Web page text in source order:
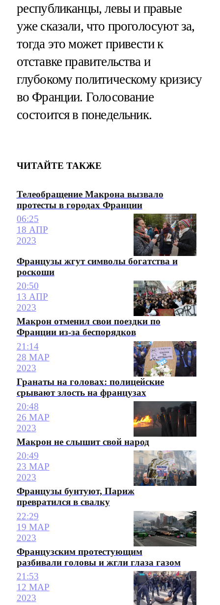
республиканцы, левы и правые
уже сказали, что проголосуют за,
тогда это может привести к
отставке правительства и
глубокому политическому кризису
во Франции. Голосование
состоится в понедельник.
ЧИТАЙТЕ ТАКЖЕ
Телеобращение Макрона вызвало
протесты в городах Франции
06:25
18 АПР
2023
Французы жгут символы богатства и
роскоши
20:50
13 АПР
2023
Макрон отменил свои поездки по
Франции из-за беспорядков
21:14
28 МАР
2023
Гранаты на головах: полицейские
срывают злость на французах
20:48
26 МАР
2023
Макрон не слышит свой народ
20:49
23 МАР
2023
Французы бунтуют, Париж
превратился в свалку
22:29
19 МАР
2023
Французским протестующим
разбивали головы и жгли глаза газом
21:53
12 МАР
2023